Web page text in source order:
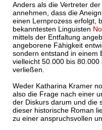
Anders als die Vertreter
annehmen, dass die
einen Lernprozess erfolgt,
bekanntesten Linguisten
mittels der Entfaltung
angeborene Fähigkeit
sondern entstand in einem
vielleicht 50.000 bis
verließen.
Weder Katharina Kramer
also die Frage nach einer
der Diskurs darum und die
dieser historische Roman
zu einer anspruchsvollen